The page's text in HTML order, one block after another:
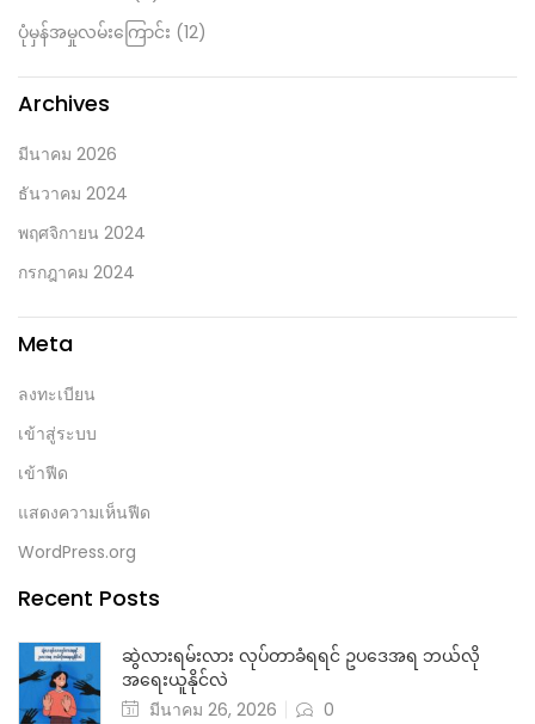
ပုံမှန်အမှုလမ်းကြောင်း (12)
Archives
มีนาคม 2026
ธันวาคม 2024
พฤศจิกายน 2024
กรกฎาคม 2024
Meta
ลงทะเบียน
เข้าสู่ระบบ
เข้าฟีด
แสดงความเห็นฟีด
WordPress.org
Recent Posts
ဆွဲလားရမ်းလား လုပ်တာခံရရင် ဥပဒေအရ ဘယ်လို
အရေးယူနိုင်လဲ
มีนาคม 26, 2026
0